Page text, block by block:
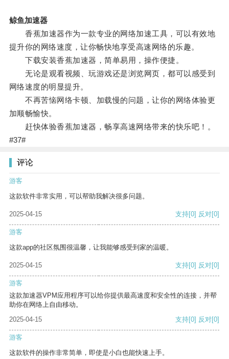
鲸鱼加速器
香蕉加速器作为一款专业的网络加速工具，可以有效地
提升你的网络速度，让你畅快地享受高速网络的乐趣。
下载安装香蕉加速器，简单易用，操作便捷。
无论是观看视频、玩游戏还是浏览网页，都可以感受到
网络速度的明显提升。
不再苦恼网络卡顿、加载慢的问题，让你的网络体验更
加顺畅愉快。
赶快体验香蕉加速器，畅享高速网络带来的快乐吧！。
#37#
评论
游客
这款软件非常实用，可以帮助我解决很多问题。
2025-04-15 支持[0] 反对[0]
游客
这款app的社区氛围很温馨，让我能够感受到家的温暖。
2025-04-15 支持[0] 反对[0]
游客
这款加速器VPM应用程序可以给你提供最高速度和安全性的连接，并帮
助你在网络上自由移动。
2025-04-15
支持[0] 反对[0]
游客
这款软件的操作非常简单，即使是小白也能快速上手。